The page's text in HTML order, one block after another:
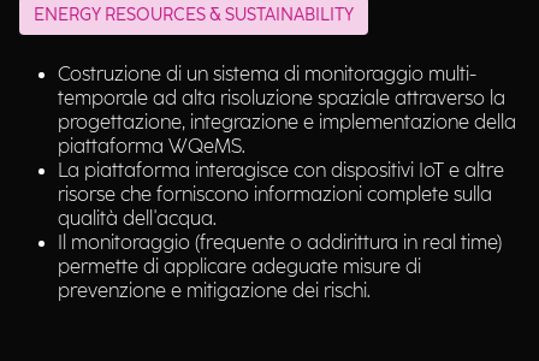
ENERGY RESOURCES & SUSTAINABILITY
Costruzione di un sistema di monitoraggio multi-
temporale ad alta risoluzione spaziale attraverso la
progettazione, integrazione e implementazione della
piattaforma WQeMS.
La piattaforma interagisce con dispositivi IoT e altre
risorse che forniscono informazioni complete sulla
qualità dell'acqua.
Il monitoraggio (frequente o addirittura in real time)
permette di applicare adeguate misure di
prevenzione e mitigazione dei rischi.